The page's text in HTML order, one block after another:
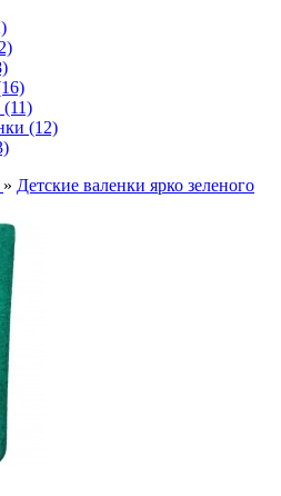
(12)
» Детские валенки ярко зеленого